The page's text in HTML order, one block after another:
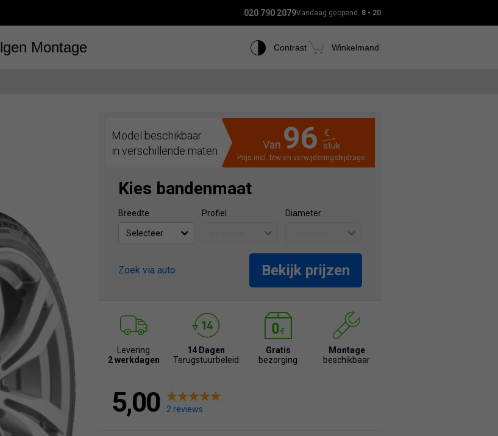
020 790 2079Vandaag geopend: 8 - 20
Montage Contrast Winkelmand
Model beschikbaar
in verschillende maten
Van 96
€
stuk
Prijs incl. btw en verwijderingsbijdrage
Kies bandenmaat
Breedte Profiel Diameter
Zoek via auto Bekijk prijzen
Levering
2 werkdagen
14 Dagen
Terugstuurbeleid
Gratis
bezorging
Montage
beschikbaar
5,00 2 reviews